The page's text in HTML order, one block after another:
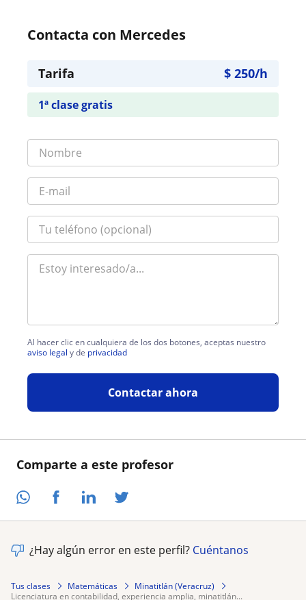
Comparte a este profesor
Contacta con Mercedes
Tarifa $ 250/h
1ª clase gratis
Al hacer clic en cualquiera de los dos botones, aceptas nuestro
aviso legal y de privacidad
Contactar ahora
¿Hay algún error en este perfil? Cuéntanos
Tus clases Matemáticas
Minatitlán (Veracruz)
licenciatura en contabilidad, experiencia amplia, minatitlán...